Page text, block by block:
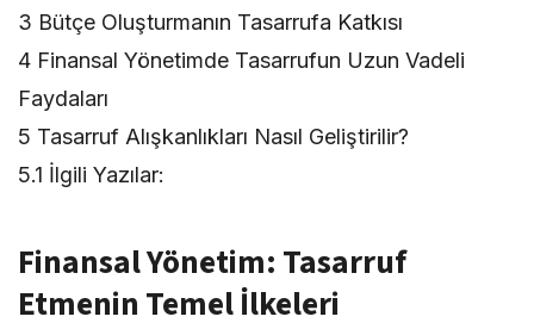
3 Bütçe Oluşturmanın Tasarrufa Katkısı
4 Finansal Yönetimde Tasarrufun Uzun Vadeli
Faydaları
5 Tasarruf Alışkanlıkları Nasıl Geliştirilir?
5.1 İlgili Yazılar:
Finansal Yönetim: Tasarruf
Etmenin Temel İlkeleri